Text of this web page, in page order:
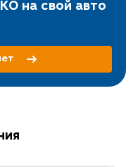
на свой авто